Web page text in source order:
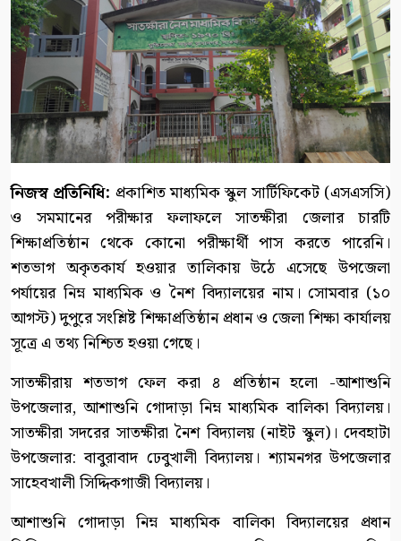
নিজস্ব প্রতিনিধি: প্রকাশিত মাধ্যমিক স্কুল সার্টিফিকেট (এসএসসি)
ও সমমানের পরীক্ষার ফলাফলে সাতক্ষীরা জেলার চারটি
শিক্ষাপ্রতিষ্ঠান থেকে কোনো পরীক্ষার্থী পাস করতে পারেনি।
শতভাগ অকৃতকার্য হওয়ার তালিকায় উঠে এসেছে উপজেলা
পর্যায়ের নিম্ন মাধ্যমিক ও নৈশ বিদ্যালয়ের নাম। সোমবার (১০
আগস্ট) দুপুরে সংশ্লিষ্ট শিক্ষাপ্রতিষ্ঠান প্রধান ও জেলা শিক্ষা কার্যালয়
সূত্রে এ তথ্য নিশ্চিত হওয়া গেছে।
সাতক্ষীরায় শতভাগ ফেল করা ৪ প্রতিষ্ঠান হলো -আশাশুনি
উপজেলার, আশাশুনি গোদাড়া নিম্ন মাধ্যমিক বালিকা বিদ্যালয়।
সাতক্ষীরা সদরের সাতক্ষীরা নৈশ বিদ্যালয় (নাইট স্কুল)। দেবহাটা
উপজেলার: বাবুরাবাদ ঢেবুখালী বিদ্যালয়। শ্যামনগর উপজেলার
সাহেবখালী সিদ্দিকগাজী বিদ্যালয়।
আশাশুনি গোদাড়া নিম্ন মাধ্যমিক বালিকা বিদ্যালয়ের প্রধান